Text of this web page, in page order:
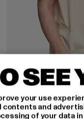
URBAN
Oversized
SEE
your use
and
of your data